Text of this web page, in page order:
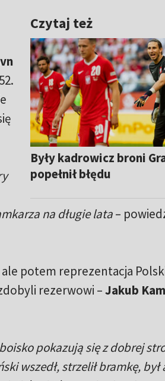
Czytaj też
Były kadrowicz broni
popełnił błędu
na długie lata–
potem reprezentacja
rezerwowi –Jakub
pokazują się z dobrej
wszedł, strzelił bramkę,